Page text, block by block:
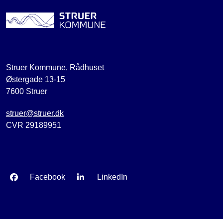
Struer Kommune, Rådhuset
Østergade 13-15
7600 Struer
struer@struer.dk
CVR 29189951
Facebook LinkedIn